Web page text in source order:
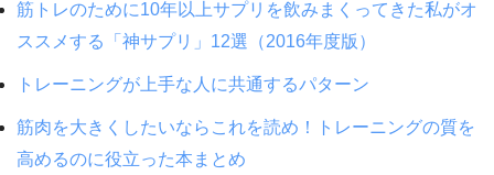
筋トレのために10年以上サプリを飲みまくってきた私がオ
ススメする「神サプリ」12選（2016年度版）
トレーニングが上手な人に共通するパターン
筋肉を大きくしたいならこれを読め！トレーニングの質を
高めるのに役立った本まとめ